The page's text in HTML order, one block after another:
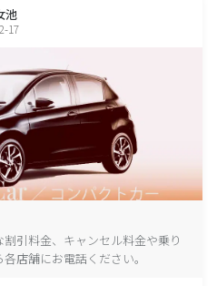
池
17
引料金、キャンセル料金や乗り
店舗にお電話ください。